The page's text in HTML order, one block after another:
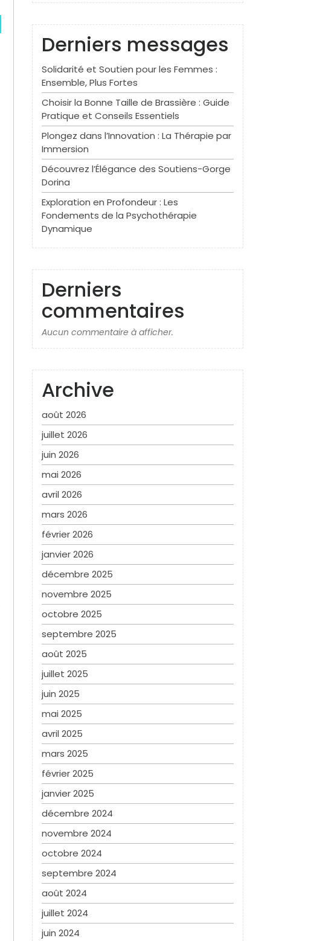
Derniers messages
Solidarité et Soutien pour les Femmes :
Ensemble, Plus Fortes
Choisir la Bonne Taille de Brassière : Guide
Pratique et Conseils Essentiels
Plongez dans l’Innovation : La Thérapie par
Immersion
Découvrez l’Élégance des Soutiens-Gorge
Dorina
Exploration en Profondeur : Les
Fondements de la Psychothérapie
Dynamique
Derniers
commentaires
Aucun commentaire à afficher.
Archive
août 2026
juillet 2026
juin 2026
mai 2026
avril 2026
mars 2026
février 2026
janvier 2026
décembre 2025
novembre 2025
octobre 2025
septembre 2025
août 2025
juillet 2025
juin 2025
mai 2025
avril 2025
mars 2025
février 2025
janvier 2025
décembre 2024
novembre 2024
octobre 2024
septembre 2024
août 2024
juillet 2024
juin 2024